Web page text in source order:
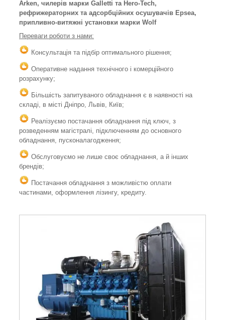
Arken, чилерів марки Galletti та Hero-Tech,
рефрижераторних та адсорбційних осушувачів Epsea,
припливно-витяжні установки марки Wolf
Переваги роботи з нами:
Консультація та підбір оптимального рішення;
Оперативне надання технічного і комерційного
розрахунку;
Більшість запитуваного обладнання є в наявності на
складі, в місті Дніпро, Львів, Київ;
Реалізуємо постачання обладнання під ключ, з
розведенням магістралі, підключенням до основного
обладнання, пусконалагодження;
Обслуговуємо не лише своє обладнання, а й інших
брендів;
Постачання обладнання з можливістю оплати
частинами, оформлення лізингу, кредиту.